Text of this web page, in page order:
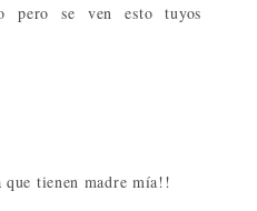
pero se ven esto tuyos
tienen madre mía!!